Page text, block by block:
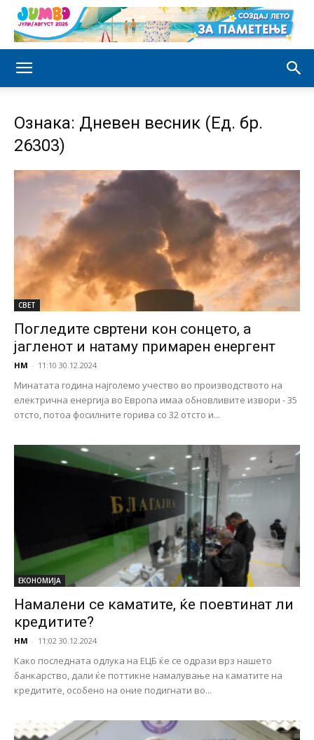
Ознака: Дневен весник (Ед. бр.
26303)
СВЕТ
Погледите свртени кон сонцето, а
јагленот и натаму примарен енергент
НМ - 11:10 30.12.2024
Минатата година најголемо учество во производството на
електрична енергија во Европа имаа обновливите извори - 35
отсто, потоа фосилните горива со 32 отсто и...
ЕКОНОМИЈА
Намалени се каматите, ќе поевтинат ли
кредитите?
НМ - 11:02 30.12.2024
Како последната одлука на ЕЦБ ќе се одрази врз нашето
банкарство, дали ќе поттикне намалување на каматите на
кредитите, особено на оние подигнати во...